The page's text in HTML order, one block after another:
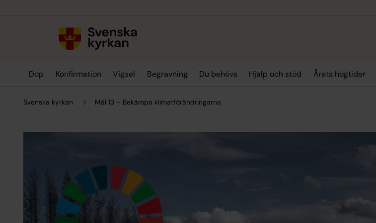
Dop Konfirmation Vigsel Begravning Du behövs Hjälp och stöd Årets högtider
Svenska kyrkan Mål 13 – Bekämpa klimatförändringarna